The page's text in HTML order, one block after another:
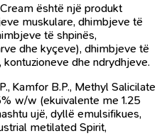
është një produkt
muskulare, dhimbjeve të
të shpinës,
dhe kyçeve), dhimbjeve të
dhe ndrydhjeve.
Kamfor B.P., Methyl Salicilate
w/w (ekuivalente me 1.25
ujë, dyllë emulsifikues,
metilated Spirit,